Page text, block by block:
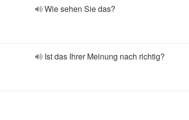
Wie sehen Sie das?
Ist das Ihrer Meinung nach richtig?